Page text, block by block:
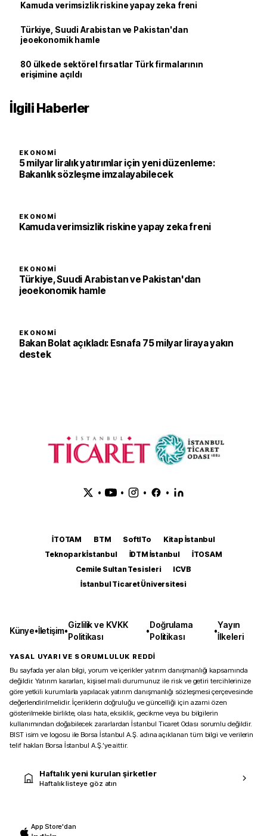
Kamuda verimsizlik riskine yapay zeka freni
Türkiye, Suudi Arabistan ve Pakistan'dan
jeoekonomik hamle
80 ülkede sektörel fırsatlar Türk firmalarının
erişimine açıldı
İlgili Haberler
EKONOMI
5 milyar liralık yatırımlar için yeni düzenleme:
Bakanlık sözleşme imzalayabilecek
EKONOMI
Kamuda verimsizlik riskine yapay zeka freni
EKONOMI
Türkiye, Suudi Arabistan ve Pakistan'dan
jeoekonomik hamle
EKONOMI
Bakan Bolat açıkladı: Esnafa 75 milyar liraya yakın
destek
• • • •
İTOTAM BTM SoftITo
Kitap İstanbul
Teknopark İstanbul
İDTM İstanbul
İTOSAM
Cemile Sultan Tesisleri
ICVB
İstanbul Ticaret Üniversitesi
Künye•İletişim•
Gizlilik ve KVKK
Politikası
•
Doğrulama
Politikası
•
Yayın
İlkeleri
YASAL UYARI VE SORUMLULUK REDDİ
Bu sayfada yer alan bilgi, yorum ve içerikler yatırım danışmanlığı kapsamında
değildir. Yatırım kararları, kişisel mali durumunuz ile risk ve getiri tercihlerinize
göre yetkili kurumlarla yapılacak yatırım danışmanlığı sözleşmesi çerçevesinde
değerlendirilmelidir. İçeriklerin doğruluğu ve güncelliği için azami özen
gösterilmekle birlikte, olası hata, eksiklik, gecikme veya bu bilgilerin
kullanımından doğabilecek zararlardan İstanbul Ticaret Odası sorumlu değildir.
BIST isim ve logosu ile Borsa İstanbul A.Ş. adına açıklanan tüm bilgi ve verilerin
telif hakları Borsa İstanbul A.Ş.’ye aittir.
Haftalık yeni kurulan şirketler
Haftalık listeye göz atın
App Store'dan